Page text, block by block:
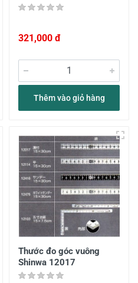
321,000 đ
Thêm vào giỏ hàng
Thước đo góc vuông
Shinwa 12017